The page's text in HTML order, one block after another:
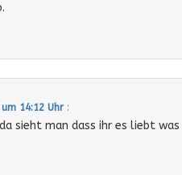
14:12 Uhr :
sieht man dass ihr es liebt was